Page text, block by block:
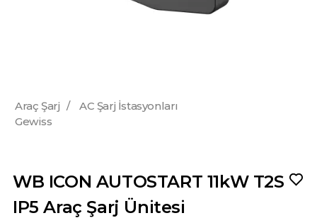
Araç Şarj /
AC Şarj İstasyonları
Gewiss
WB ICON AUTOSTART 11kW T2S
IP5 Araç Şarj Ünitesi